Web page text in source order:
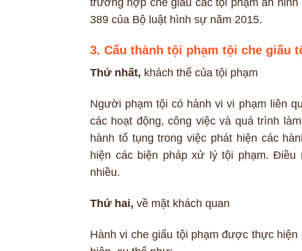
389 của Bộ luật hình sự năm 2015.
3. Cấu thành tội phạm tội che giấu
Thứ nhất, khách thể của tội phạm
Người phạm tội có hành vi vi phạm liên
các hoạt động, công việc và quá trình
hành tố tụng trong việc phát hiện các
hiện các biện pháp xử lý tội phạm.
nhiều.
Thứ hai, về mặt khách quan
Hành vi che giấu tội phạm được thực